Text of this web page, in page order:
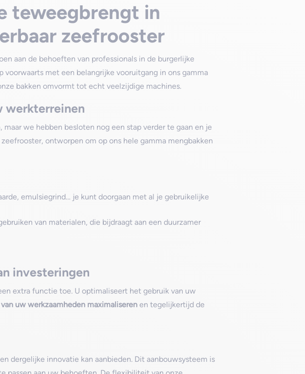
teweegbrengt in
zeefrooster
aan de behoeften van professionals in de burgerlijke
met een belangrijke vooruitgang in ons gamma
bakken omvormt tot echt veelzijdige machines.
werkterreinen
maar we hebben besloten nog een stap verder te gaan en je
ontworpen om op ons hele gamma mengbakken
emulsiegrind… je kunt doorgaan met al je gebruikelijke
van materialen, die bijdraagt aan een duurzamer
investeringen
extra functie toe. U optimaliseert het gebruik van uw
uw werkzaamheden maximaliseren en tegelijkertijd de
dergelijke innovatie kan aanbieden. Dit aanbouwsysteem is